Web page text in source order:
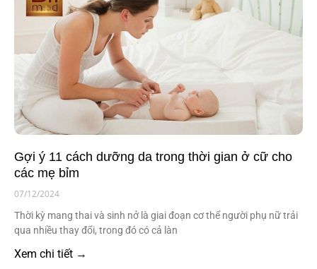
Gợi ý 11 cách dưỡng da trong thời gian ở cữ cho
các mẹ bỉm
07/12/2024
Thời kỳ mang thai và sinh nở là giai đoạn cơ thể người phụ nữ trải
qua nhiều thay đổi, trong đó có cả làn
Xem chi tiết →